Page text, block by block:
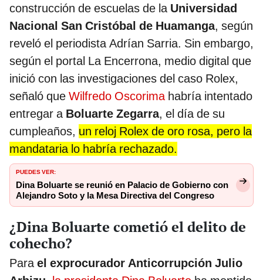
construcción de escuelas de laUniversidad
Nacional San Cristóbal de Huamanga, según
reveló el periodista Adrían Sarria. Sin embargo,
según el portal La Encerrona, medio digital que
inició con las investigaciones del caso Rolex,
señaló que Wilfredo Oscorima habría intentado
entregar a Boluarte Zegarra, el día de su
cumpleaños, un reloj Rolex de oro rosa, pero la
mandataria lo habría rechazado.
PUEDES VER:
Dina Boluarte se reunió en Palacio de Gobierno con
Alejandro Soto y la Mesa Directiva del Congreso
¿Dina Boluarte cometió el delito de
cohecho?
Parael exprocurador Anticorrupción Julio